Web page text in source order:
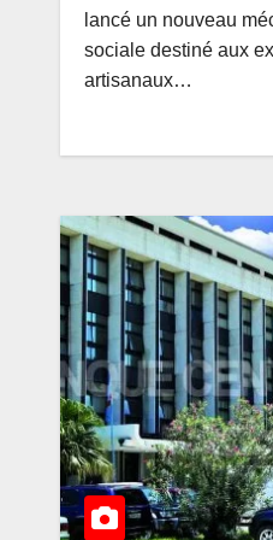
lancé un nouveau
sociale destiné aux
artisanaux…